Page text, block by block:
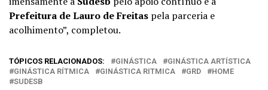
Prefeitura de Lauro de Freitas pela parceria e
acolhimento”, completou.
TÓPICOS RELACIONADOS: GINÁSTICA
GINÁSTICA ARTÍSTICA
GINÁSTICA RÍTMICA
GINÁSTICA RITMICA GRD
HOME
SUDESB